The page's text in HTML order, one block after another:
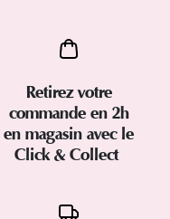
Retirez votre
commande en 2h
en magasin avec le
Click & Collect